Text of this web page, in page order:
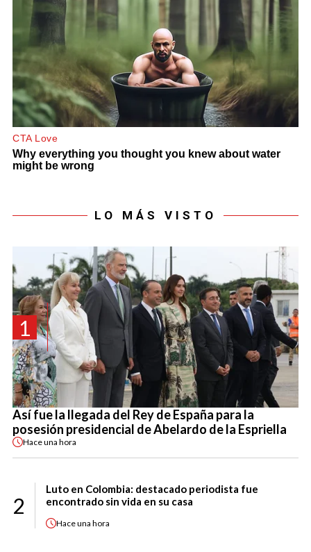
LO MÁS VISTO
1
Así fue la llegada del Rey de España para la
posesión presidencial de Abelardo de la Espriella
Haceuna hora
2
Luto en Colombia: destacado periodista fue
encontrado sin vida en su casa
Haceuna hora